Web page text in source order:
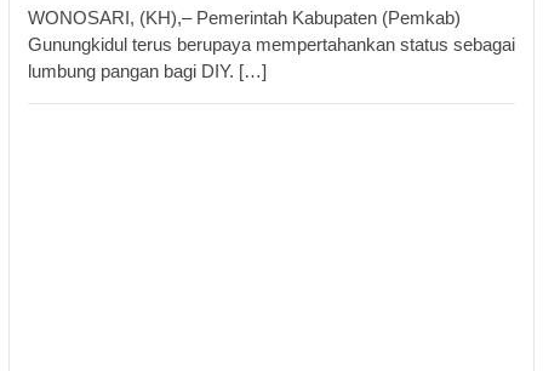
WONOSARI, (KH),– Pemerintah Kabupaten (Pemkab)
Gunungkidul terus berupaya mempertahankan status sebagai
lumbung pangan bagi DIY. […]